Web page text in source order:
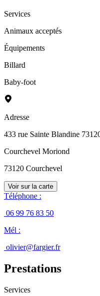
Services
Animaux acceptés
Équipements
Billard
Baby-foot
Adresse
433 rue Sainte Blandine
Courchevel Moriond
73120 Courchevel
Voir sur la carte
Téléphone :
06 99 76 83 50
Mél :
olivier@fargier.fr
Prestations
Services